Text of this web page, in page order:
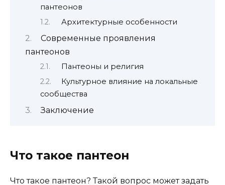
пантеонов
Архитектурные особенности
Современные проявления
пантеонов
Пантеоны и религия
Культурное влияние на локальные
сообщества
Заключение
Что такое пантеон
Что такое пантеон? Такой вопрос может задать